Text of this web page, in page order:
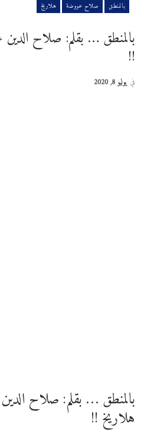
بالمنطق صلاح عووضة هلاريخ
بالمنطق … بقلم: صلاح
!!
في يوليو 8, 2020
بالمنطق … بقلم: صلاح
هلاريخ !!